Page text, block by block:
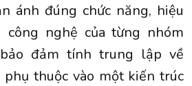
ánh đúng chức năng, hiệu
công nghệ của từng nhóm
đảm tính trung lập về
thuộc vào một kiến trúc